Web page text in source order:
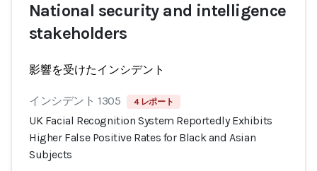
National security and intelligence
stakeholders
影響を受けたインシデント
インシデント 1305 4 レポート
UK Facial Recognition System Reportedly Exhibits
Higher False Positive Rates for Black and Asian
Subjects